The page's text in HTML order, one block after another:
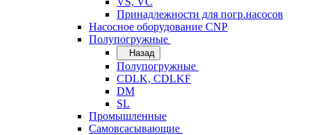
Принадлежности для погр.насосов
Насосное оборудование CNP
Полупогружные
Назад
Полупогружные
CDLK, CDLKF
DM
SL
Промышленные
Самовсасывающие